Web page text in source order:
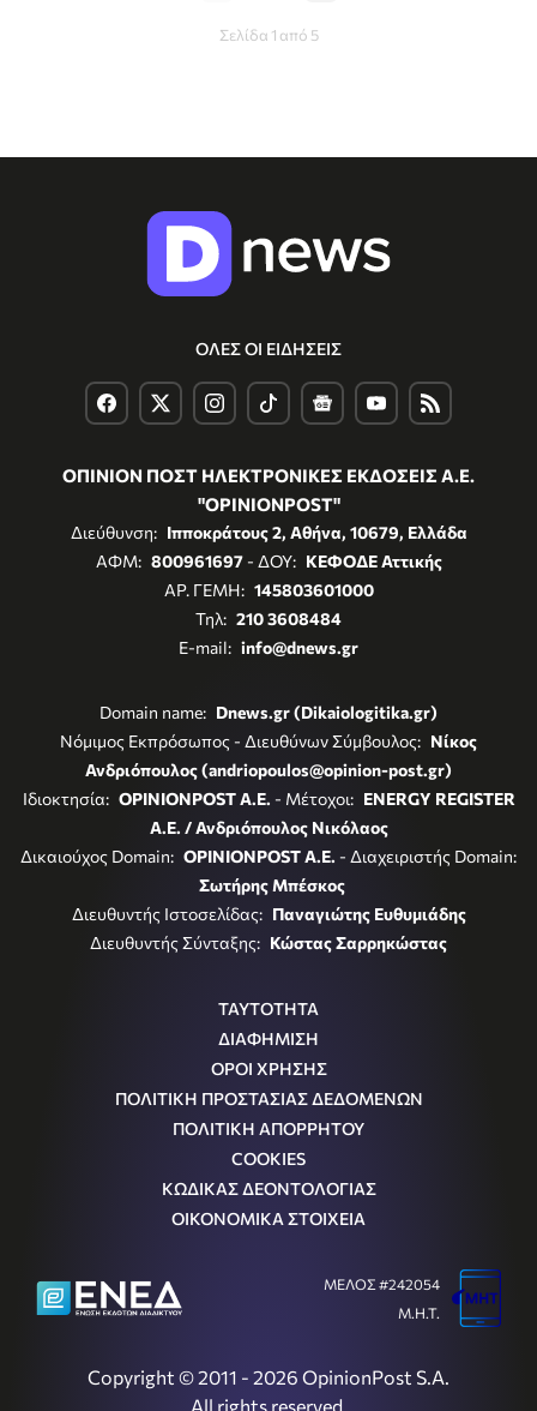
Σελίδα 1 από 5
ΟΛΕΣ ΟΙ ΕΙΔΗΣΕΙΣ
ΟΠΙΝΙΟΝ ΠΟΣΤ ΗΛΕΚΤΡΟΝΙΚΕΣ ΕΚΔΟΣΕΙΣ Α.Ε.
"OPINIONPOST"
Διεύθυνση: Ιπποκράτους 2, Αθήνα, 10679, Ελλάδα
ΑΦΜ: 800961697- ΔΟΥ: ΚΕΦΟΔΕ Αττικής
ΑΡ. ΓΕΜΗ: 145803601000
Τηλ: 210 3608484
E-mail: info@dnews.gr
Domain name: Dnews.gr (Dikaiologitika.gr)
Νόμιμος Εκπρόσωπος - Διευθύνων Σύμβουλος: Νίκος
Ανδριόπουλος (andriopoulos@opinion-post.gr)
Ιδιοκτησία: OPINIONPOST A.E. - Μέτοχοι: ENERGY REGISTER
Α.Ε. / Ανδριόπουλος Νικόλαος
Δικαιούχος Domain: OPINIONPOST A.E. - Διαχειριστής Domain:
Σωτήρης Μπέσκος
Διευθυντής Ιστοσελίδας: Παναγιώτης Ευθυμιάδης
Διευθυντής Σύνταξης: Κώστας Σαρρηκώστας
ΤΑΥΤΟΤΗΤΑ
ΔΙΑΦΗΜΙΣΗ
ΟΡΟΙ ΧΡΗΣΗΣ
ΠΟΛΙΤΙΚΗ ΠΡΟΣΤΑΣΙΑΣ ΔΕΔΟΜΕΝΩΝ
ΠΟΛΙΤΙΚΗ ΑΠΟΡΡΗΤΟΥ
COOKIES
ΚΩΔΙΚΑΣ ΔΕΟΝΤΟΛΟΓΙΑΣ
ΟΙΚΟΝΟΜΙΚΑ ΣΤΟΙΧΕΙΑ
Copyright © 2011 - 2026 OpinionPost S.A.
All rights reserved.
ΜΕΛΟΣ #242054
Μ.Η.Τ.